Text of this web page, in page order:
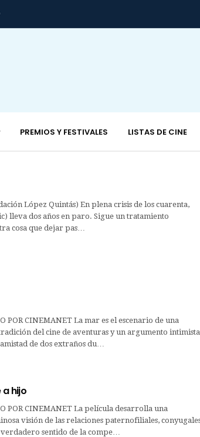
PREMIOS Y FESTIVALES LISTAS DE CINE
López Quintás) En plena crisis de los cuarenta,
lleva dos años en paro. Sigue un tratamiento
cosa que dejar pas…
POR CINEMANET La mar es el escenario de una
del cine de aventuras y un argumento intimista
de dos extraños du…
hijo
POR CINEMANET La película desarrolla una
visión de las relaciones paternofiliales,
sentido de la compe…